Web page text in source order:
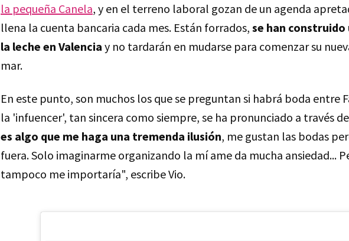
la pequeña Canela, y en el terreno laboral gozan de un agenda
llena la cuenta bancaria cada mes. Están forrados, se han construido
la leche en Valencia y no tardarán en mudarse para comenzar su
mar.
En este punto, son muchos los que se preguntan si habrá boda entre
la 'infuencer', tan sincera como siempre, se ha pronunciado a través
es algo que me haga una tremenda ilusión, me gustan las bodas
fuera. Solo imaginarme organizando la mí ame da mucha ansiedad...
tampoco me importaría", escribe Vio.